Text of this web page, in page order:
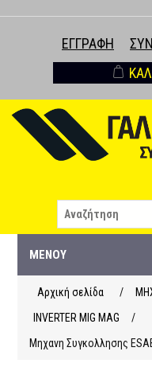
ΕΓΓΡΑΦΉ
ΜΕΝΟΎ
Αρχική σελίδα /
INVERTER MIG MAG
/
Μηχανη Συγκολλησης